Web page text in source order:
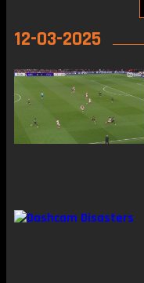
12-03-2025